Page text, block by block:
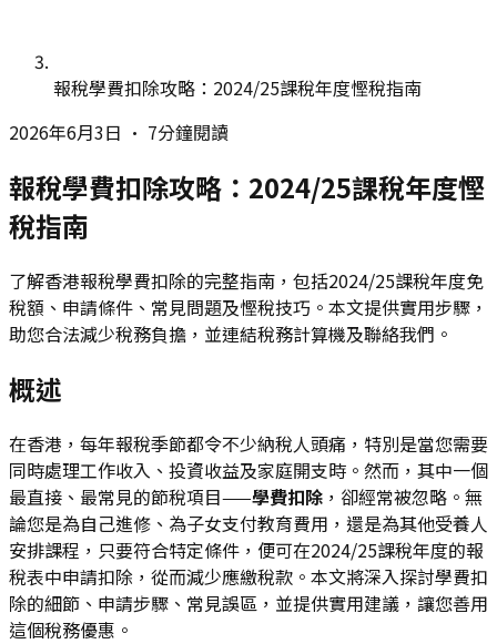
報稅學費扣除攻略：2024/25課稅年度慳稅指南
2026年6月3日 • 7分鐘閱讀
報稅學費扣除攻略：2024/25課稅年度慳
稅指南
了解香港報稅學費扣除的完整指南，包括2024/25課稅年度免
稅額、申請條件、常見問題及慳稅技巧。本文提供實用步驟，
助您合法減少稅務負擔，並連結稅務計算機及聯絡我們。
概述
在香港，每年報稅季節都令不少納稅人頭痛，特別是當您需要
同時處理工作收入、投資收益及家庭開支時。然而，其中一個
最直接、最常見的節稅項目——學費扣除 ，卻經常被忽略。無
論您是為自己進修、為子女支付教育費用，還是為其他受養人
安排課程，只要符合特定條件，便可在2024/25課稅年度的報
稅表中申請扣除，從而減少應繳稅款。本文將深入探討學費扣
除的細節、申請步驟、常見誤區，並提供實用建議，讓您善用
這個稅務優惠。